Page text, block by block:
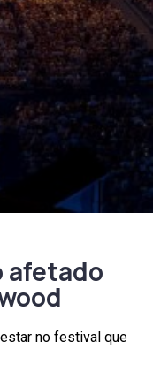
afetado
no festival que